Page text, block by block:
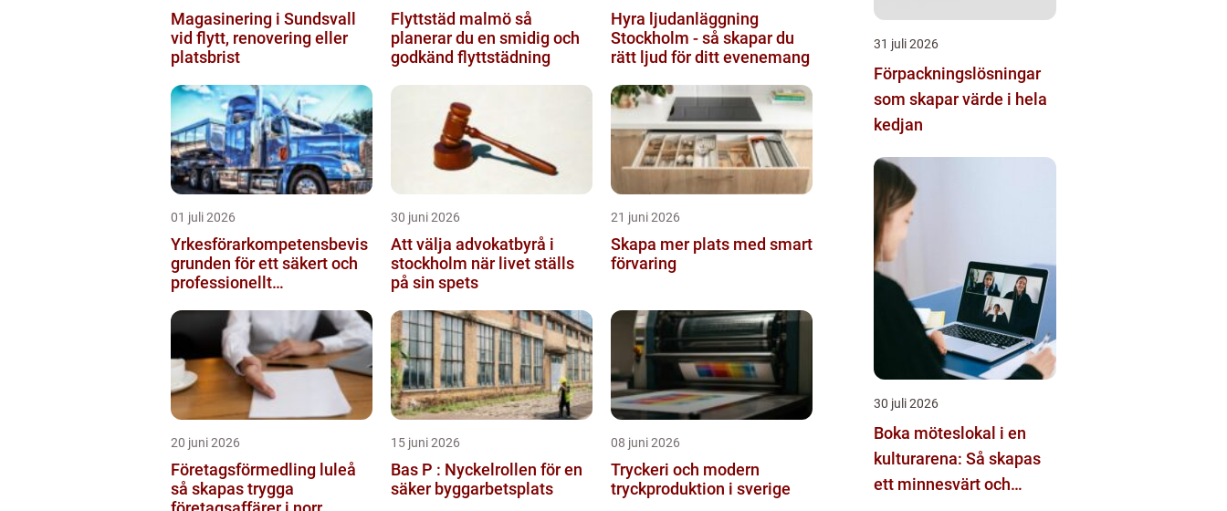
Magasinering i Sundsvall
vid flytt, renovering eller
platsbrist
Flyttstäd malmö så
planerar du en smidig och
godkänd flyttstädning
Hyra ljudanläggning
Stockholm - så skapar du
rätt ljud för ditt evenemang
01 juli 2026
Yrkesförarkompetensbevis
grunden för ett säkert och
professionellt
30 juni 2026
Att välja advokatbyrå i
stockholm när livet ställs
på sin spets
21 juni 2026
Skapa mer plats med smart
förvaring
20 juni 2026
Företagsförmedling luleå
så skapas trygga
15 juni 2026
Bas P : Nyckelrollen för en
säker byggarbetsplats
08 juni 2026
Tryckeri och modern
tryckproduktion i sverige
31 juli 2026
Förpackningslösningar
som skapar värde i hela
kedjan
30 juli 2026
Boka möteslokal i en
kulturarena: Så skapas
ett minnesvärt och